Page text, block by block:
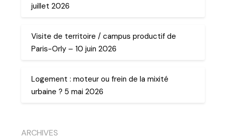
juillet 2026
Visite de territoire / campus productif de
Paris-Orly – 10 juin 2026
Logement : moteur ou frein de la mixité
urbaine ? 5 mai 2026
ARCHIVES